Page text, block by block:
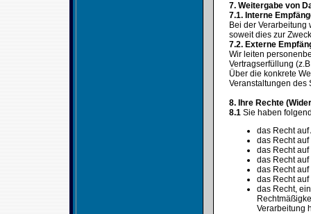
7. Weitergabe von
7.1. Interne
Bei der
soweit dies zur
7.2. Externe
Wir leiten
Vertragserfüllung
Über die konkrete
Veranstaltungen des
8. Ihre Rechte
8.1 Sie haben
das Recht auf
das Recht
das Recht
das Recht
das Recht
das Recht
das Recht,
Verarbeitung